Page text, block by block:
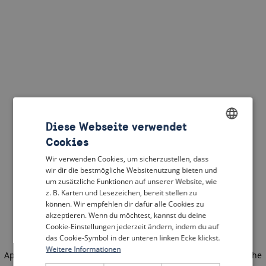
Application error: a client-side exception has occurred
(see the
DUTCH
FRENCH
GERMAN
Diese Webseite verwendet
Cookies
Wir verwenden Cookies, um sicherzustellen, dass
wir dir die bestmögliche Websitenutzung bieten und
um zusätzliche Funktionen auf unserer Website, wie
z. B. Karten und Lesezeichen, bereit stellen zu
können. Wir empfehlen dir dafür alle Cookies zu
akzeptieren. Wenn du möchtest, kannst du deine
Cookie-Einstellungen jederzeit ändern, indem du auf
das Cookie-Symbol in der unteren linken Ecke klickst.
Weitere Informationen